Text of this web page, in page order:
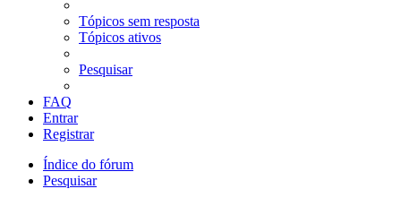
Tópicos sem resposta
Tópicos ativos
Pesquisar
FAQ
Entrar
Registrar
Índice do fórum
Pesquisar